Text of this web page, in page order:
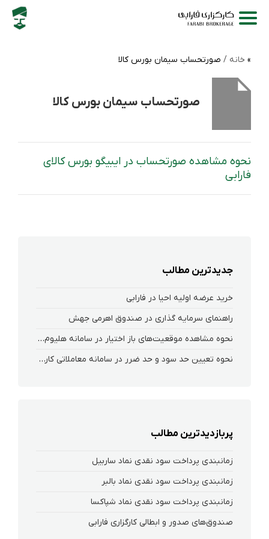
خانه / صورتحساب سیمان بورس کالا
صورتحساب سیمان بورس کالا
نحوه مشاهده صورتحساب در ایبیگو بورس کالای
فارابی
جدیدترین مطالب
خرید عرضه اولیه احیا در فارابی
راهنمای سرمایه گذاری در صندوق اهرمی جهش
نحوه‌ مشاهده‌ موقعیت‌های باز اختیار در سامانه هلیوم و نکست
نحوه تعیین حد سود و حد ضرر در سامانه معاملاتی کارگزاری فارابی
پربازدیدترین مطالب
زمانبندی پرداخت سود نقدی نماد ساربیل
زمانبندی پرداخت سود نقدی نماد بالبر
زمانبندی پرداخت سود نقدی نماد شپاکسا
صندوق‌های صدور و ابطالی کارگزاری فارابی